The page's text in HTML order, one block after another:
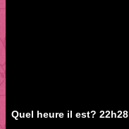
Quel heure il est? 22h28